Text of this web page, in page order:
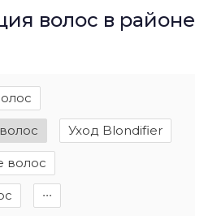
волос в районе
Уход Blondifier
волос
∙∙∙